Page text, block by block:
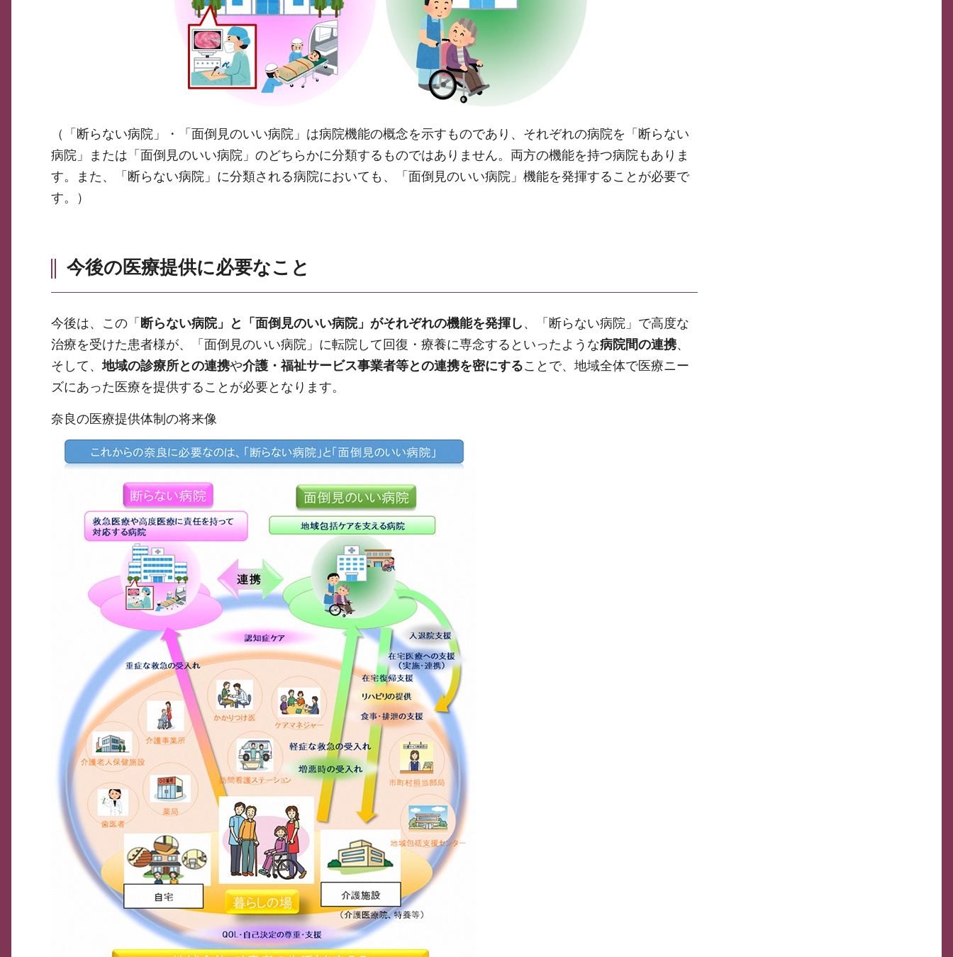
（「断らない病院」・「面倒見のいい病院」は病院機能の概念を示すものであり、それぞれの病院を「断らない
病院」または「面倒見のいい病院」のどちらかに分類するものではありません。両方の機能を持つ病院もありま
す。また、「断らない病院」に分類される病院においても、「面倒見のいい病院」機能を発揮することが必要で
す。）
今後の医療提供に必要なこと
今後は、この「 断らない病院」と「面倒見のいい病院」がそれぞれの機能を発揮 し 、「断らない病院」で高度な
治療を受けた患者様が、「面倒見のいい病院」に転院して回復・療養に専念するといったような病院間の連携、
そして、地域の診療所との連携や介護・福祉サービス事業者等との連携を密にすることで、地域全体で医療ニー
ズにあった医療を提供することが必要となります。
奈良の医療提供体制の将来像